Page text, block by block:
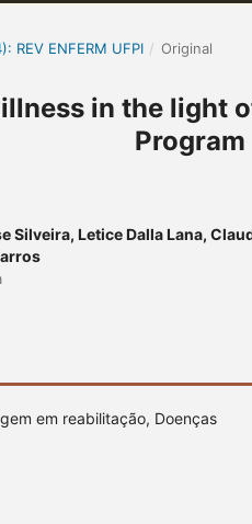
REV ENFERM UFPI / Original
in the light
Program
Silveira, Letice Dalla Lana,
em reabilitação, Doenças